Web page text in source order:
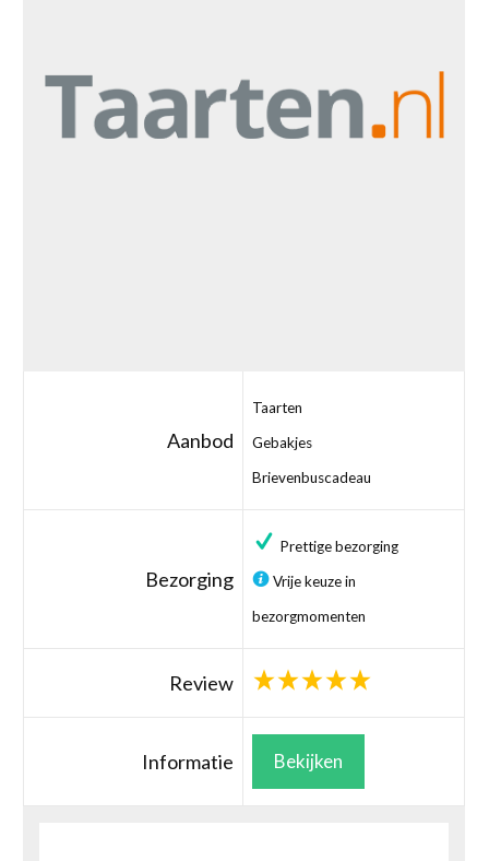
Aanbod
Taarten
Gebakjes
Brievenbuscadeau
Bezorging
Prettige bezorging
Vrije keuze in
bezorgmomenten
Review
Informatie Bekijken